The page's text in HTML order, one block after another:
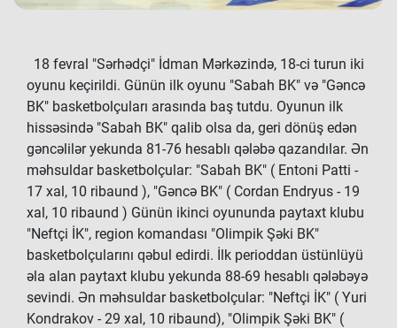
18 fevral "Sərhədçi" İdman Mərkəzində, 18-ci turun iki
oyunu keçirildi. Günün ilk oyunu "Sabah BK" və "Gəncə
BK" basketbolçuları arasında baş tutdu. Oyunun ilk
hissəsində "Sabah BK" qalib olsa da, geri dönüş edən
gəncəlilər yekunda 81-76 hesablı qələbə qazandılar. Ən
məhsuldar basketbolçular: "Sabah BK" ( Entoni Patti -
17 xal, 10 ribaund ), "Gəncə BK" ( Cordan Endryus - 19
xal, 10 ribaund ) Günün ikinci oyununda paytaxt klubu
"Neftçi İK", region komandası "Olimpik Şəki BK"
basketbolçularını qəbul edirdi. İlk perioddan üstünlüyü
əla alan paytaxt klubu yekunda 88-69 hesablı qələbəyə
sevindi. Ən məhsuldar basketbolçular: "Neftçi İK" ( Yuri
Kondrakov - 29 xal, 10 ribaund), "Olimpik Şəki BK" (